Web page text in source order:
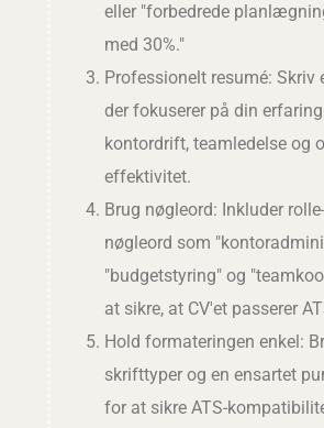
eller "forbedrede
med 30%."
Professionelt resumé: Skriv
der fokuserer på din
kontordrift, teamledelse og
effektivitet.
Brug nøgleord: Inkluder
nøgleord som
"budgetstyring" og
at sikre, at CV'et passerer
Hold formateringen enkel:
skrifttyper og en ensartet
for at sikre ATS-